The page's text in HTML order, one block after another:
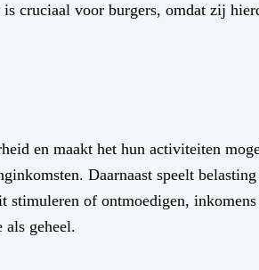
cruciaal voor burgers, omdat zij
en maakt het hun activiteiten
Daarnaast speelt
of ontmoedigen,
geheel.